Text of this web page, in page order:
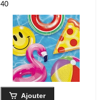
40
Ajouter